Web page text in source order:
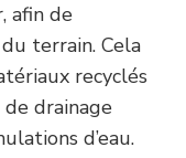
afin de
terrain. Cela
recyclés
drainage
d’eau.